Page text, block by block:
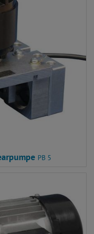
PB 5